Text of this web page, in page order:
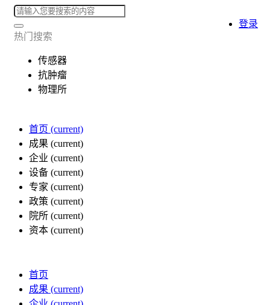
热门搜索
传感器
抗肿瘤
物理所
首页 (current)
成果 (current)
企业 (current)
设备 (current)
专家 (current)
政策 (current)
院所 (current)
资本 (current)
登录
首页
成果 (current)